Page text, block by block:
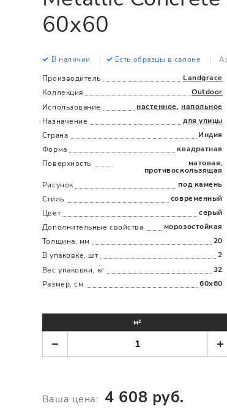
Все
120 x 280
60x60
В наличии Есть образцы в салоне
Производитель
Landgrace
Коллекция
Outdoor
Использование
настенное, напольное
Назначение
для улицы
Страна
Индия
Форма
квадратная
Поверхность
матовая,
противоскользящая
Рисунок
под камень
Стиль
современный
Цвет
серый
Дополнительные cвойства
морозостойкая
Толщина, мм
20
В упаковке, шт
2
Вес упаковки, кг
32
Размер, см
60x60
м²
Ваша цена: 4 608 руб.